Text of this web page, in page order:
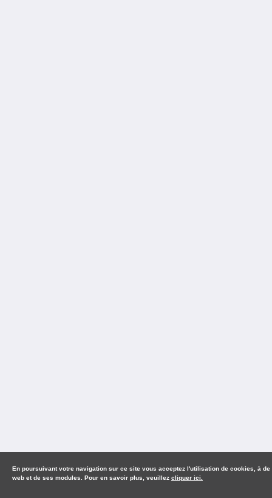
En poursuivant votre navigation sur ce site vous acceptez l'utilisation de cookies, à
web et de ses modules. Pour en savoir plus, veuillez cliquer ici.